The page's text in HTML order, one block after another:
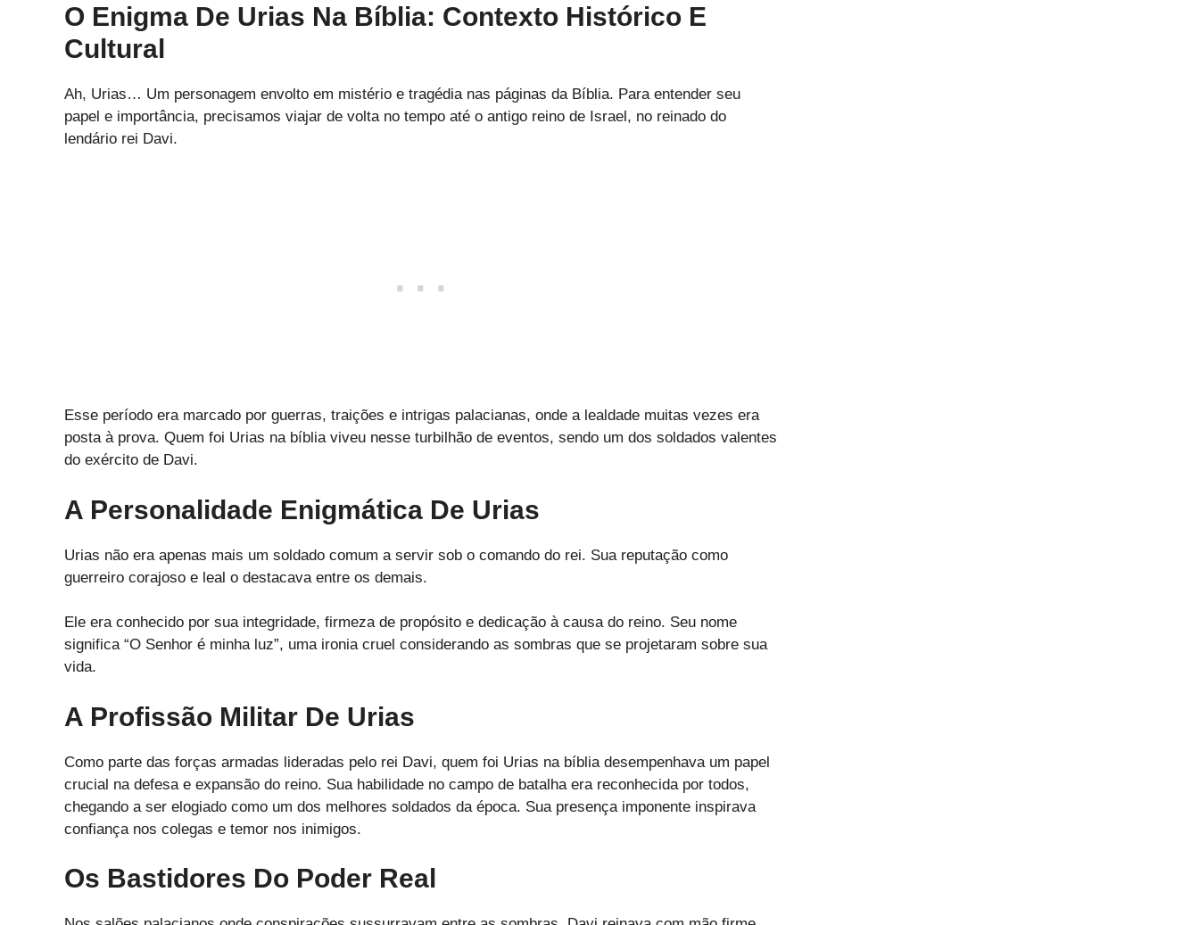
O Enigma De Urias Na Bíblia: Contexto Histórico E
Cultural
Ah, Urias… Um personagem envolto em mistério e tragédia nas páginas da Bíblia. Para entender seu
papel e importância, precisamos viajar de volta no tempo até o antigo reino de Israel, no reinado do
lendário rei Davi.
Esse período era marcado por guerras, traições e intrigas palacianas, onde a lealdade muitas vezes era
posta à prova. Quem foi Urias na bíblia viveu nesse turbilhão de eventos, sendo um dos soldados valentes
do exército de Davi.
A Personalidade Enigmática De Urias
Urias não era apenas mais um soldado comum a servir sob o comando do rei. Sua reputação como
guerreiro corajoso e leal o destacava entre os demais.
Ele era conhecido por sua integridade, firmeza de propósito e dedicação à causa do reino. Seu nome
significa “O Senhor é minha luz”, uma ironia cruel considerando as sombras que se projetaram sobre sua
vida.
A Profissão Militar De Urias
Como parte das forças armadas lideradas pelo rei Davi, quem foi Urias na bíblia desempenhava um papel
crucial na defesa e expansão do reino. Sua habilidade no campo de batalha era reconhecida por todos,
chegando a ser elogiado como um dos melhores soldados da época. Sua presença imponente inspirava
confiança nos colegas e temor nos inimigos.
Os Bastidores Do Poder Real